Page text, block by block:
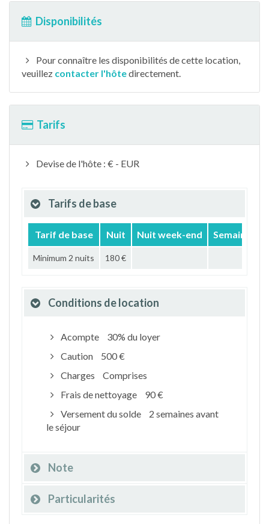
Disponibilités
Pour connaître les disponibilités de cette location,
veuillez contacter l'hôtedirectement.
Tarifs
Devise de l'hôte : € - EUR
Tarifs de base
Tarif de base Nuit Nuit week-end Semaine
Minimum 2 nuits 180 €
Conditions de location
Acompte
30% du loyer
Caution
500 €
Charges
Comprises
Frais de nettoyage
90 €
Versement du solde
2 semaines avant
le séjour
Note
Particularités